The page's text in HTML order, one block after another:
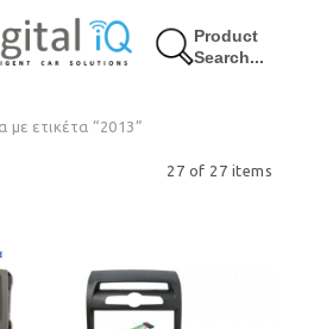
Product
Search...
με ετικέτα “2013”
27 of 27 items